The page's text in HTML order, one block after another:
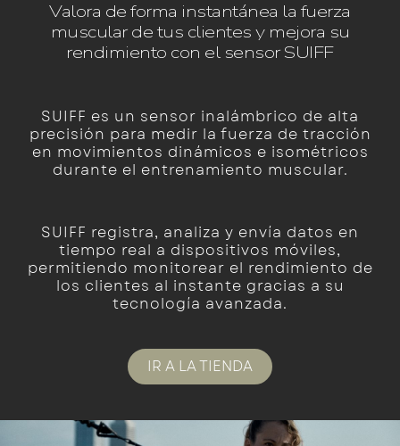
Valora de forma instantánea la fuerza
muscular de tus clientes y mejora su
rendimiento con el sensor SUIFF
SUIFF es un sensor inalámbrico de alta
precisión para medir la fuerza de tracción
en movimientos dinámicos e isométricos
durante el entrenamiento muscular.
SUIFF registra, analiza y envía datos en
tiempo real a dispositivos móviles,
permitiendo monitorear el rendimiento de
los clientes al instante gracias a su
tecnología avanzada.
IR A LA TIENDA